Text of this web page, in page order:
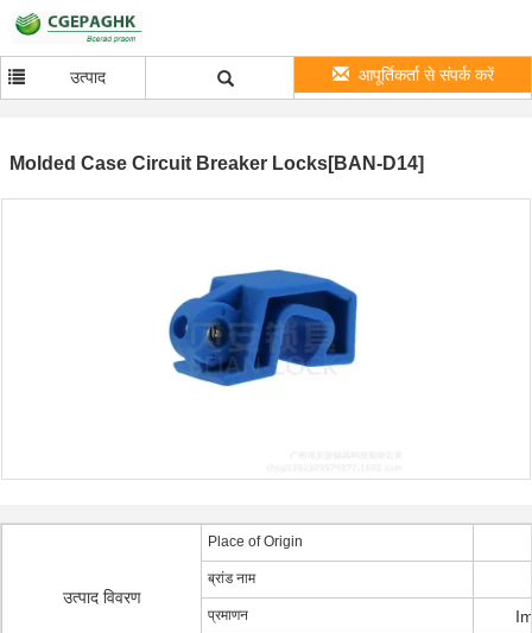
उत्पाद आपूर्तिकर्ता से संपर्क करें
Molded Case Circuit Breaker Locks[BAN-D14]
उत्पाद विवरण
Place of Origin
ब्रांड नाम
प्रमाणन